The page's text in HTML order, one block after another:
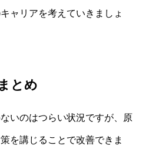
ャリアを考えていきましょ
まとめ
いのはつらい状況ですが、原
を講じることで改善できま